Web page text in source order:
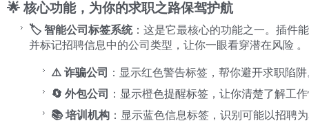
🌟 核心功能，为你的求职之路保驾护航
🏷️ 智能公司标签系统：这是它最核心的功能之一。插件
并标记招聘信息中的公司类型，让你一眼看穿潜在风险 。
⚠️ 诈骗公司
：显示红色警告标签，帮你避开求职陷
🔄 外包公司
：显示橙色提醒标签，让你清楚了解工
📚 培训机构 ：显示蓝色信息标签，识别可能以招聘